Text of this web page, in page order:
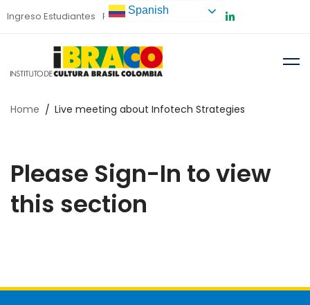
Ingreso Estudiantes Preinscripción
Home Live meeting about Infotech Strategies
Please Sign-In to view
this section
Spanish